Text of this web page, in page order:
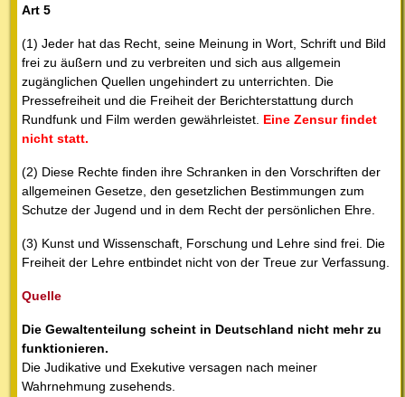
Art 5
(1) Jeder hat das Recht, seine Meinung in Wort, Schrift und Bild
frei zu äußern und zu verbreiten und sich aus allgemein
zugänglichen Quellen ungehindert zu unterrichten. Die
Pressefreiheit und die Freiheit der Berichterstattung durch
Rundfunk und Film werden gewährleistet. Eine Zensur findet
nicht statt.
(2) Diese Rechte finden ihre Schranken in den Vorschriften der
allgemeinen Gesetze, den gesetzlichen Bestimmungen zum
Schutze der Jugend und in dem Recht der persönlichen Ehre.
(3) Kunst und Wissenschaft, Forschung und Lehre sind frei. Die
Freiheit der Lehre entbindet nicht von der Treue zur Verfassung.
Quelle
Die Gewaltenteilung scheint in Deutschland nicht mehr zu
funktionieren.
Die Judikative und Exekutive versagen nach meiner
Wahrnehmung zusehends.